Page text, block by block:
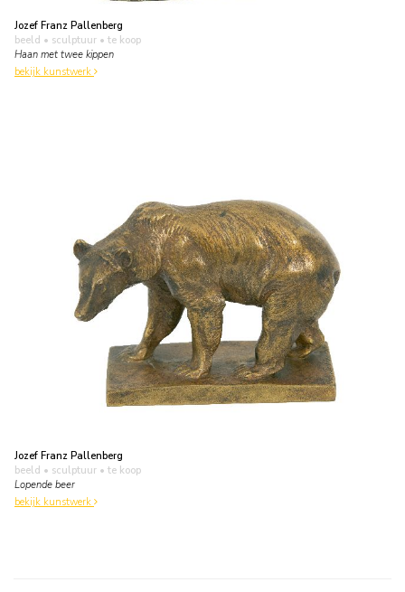
Jozef Franz Pallenberg
beeld • sculptuur • te koop
Haan met twee kippen
bekijk kunstwerk
Jozef Franz Pallenberg
beeld • sculptuur • te koop
Lopende beer
bekijk kunstwerk